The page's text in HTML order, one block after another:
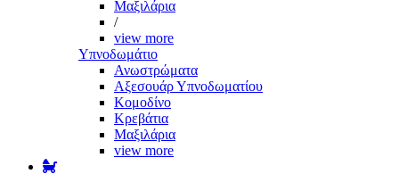
Μαξιλάρια
/
view more
Υπνοδωμάτιο
Ανωστρώματα
Αξεσουάρ Υπνοδωματίου
Κομοδίνο
Κρεβάτια
Μαξιλάρια
view more